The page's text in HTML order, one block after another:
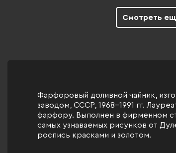
Смотреть
Фарфоровый доливной чайник,
заводом, СССР, 1968-1991 гг.
фарфору. Выполнен в фирменном
самых узнаваемых рисунков от
роспись красками и золотом.